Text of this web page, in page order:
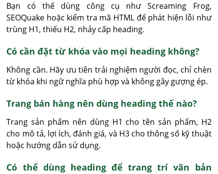
Bạn có thể dùng công cụ như Screaming Frog,
SEOQuake hoặc kiểm tra mã HTML để phát hiện lỗi như
trùng H1, thiếu H2, nhảy cấp heading.
Có cần đặt từ khóa vào mọi heading không?
Không cần. Hãy ưu tiên trải nghiệm người đọc, chỉ chèn
từ khóa khi ngữ nghĩa phù hợp và không gây gượng ép.
Trang bán hàng nên dùng heading thế nào?
Trang sản phẩm nên dùng H1 cho tên sản phẩm, H2
cho mô tả, lợi ích, đánh giá, và H3 cho thông số kỹ thuật
hoặc hướng dẫn sử dụng.
Có thể dùng heading để trang trí văn bản